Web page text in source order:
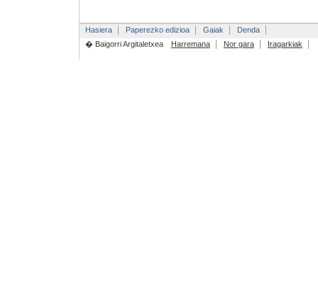
Hasiera Paperezko edizioa Gaiak
Denda
� Baigorri Argitaletxea
Harremana Nor gara Iragarkiak